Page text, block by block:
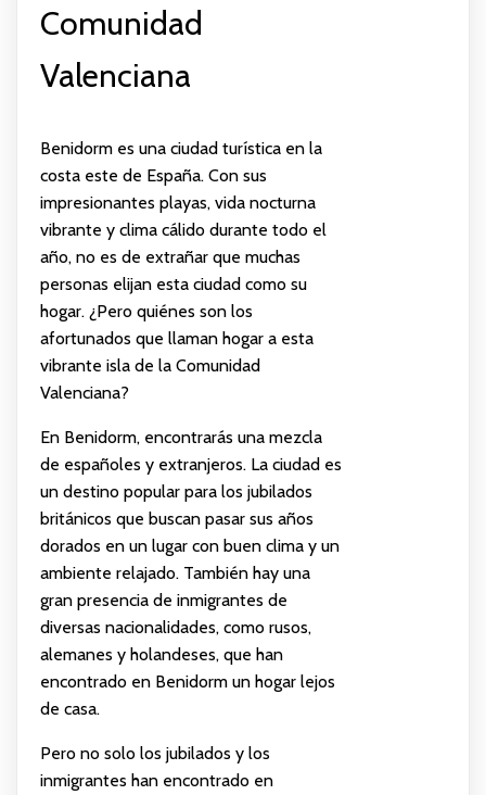
Comunidad
Valenciana
Benidorm es una ciudad turística en la
costa este de España. Con sus
impresionantes playas, vida nocturna
vibrante y clima cálido durante todo el
año, no es de extrañar que muchas
personas elijan esta ciudad como su
hogar. ¿Pero quiénes son los
afortunados que llaman hogar a esta
vibrante isla de la Comunidad
Valenciana?
En Benidorm, encontrarás una mezcla
de españoles y extranjeros. La ciudad es
un destino popular para los jubilados
británicos que buscan pasar sus años
dorados en un lugar con buen clima y un
ambiente relajado. También hay una
gran presencia de inmigrantes de
diversas nacionalidades, como rusos,
alemanes y holandeses, que han
encontrado en Benidorm un hogar lejos
de casa.
Pero no solo los jubilados y los
inmigrantes han encontrado en